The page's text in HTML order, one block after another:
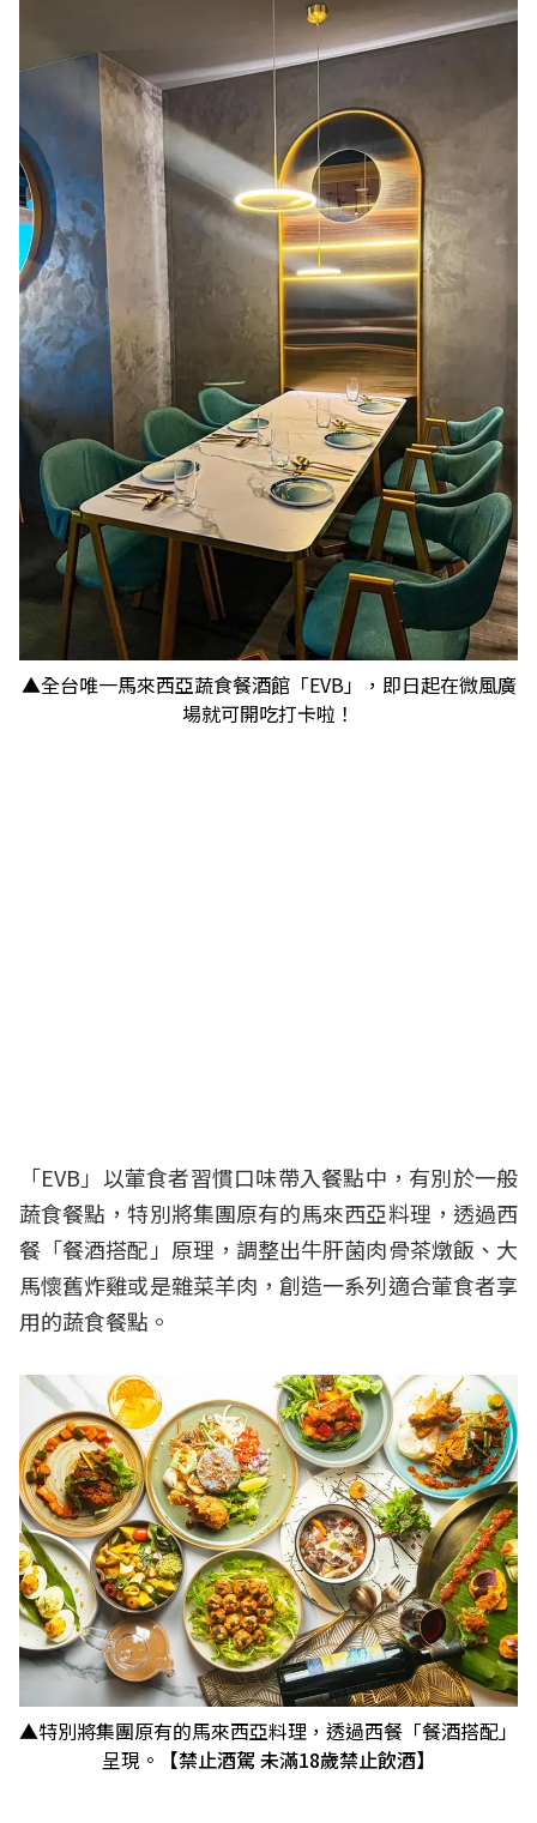
▲全台唯一馬來西亞蔬食餐酒館「EVB」，即日起在微風廣
場就可開吃打卡啦！
「EVB」以葷食者習慣口味帶入餐點中，有別於一般
蔬食餐點，特別將集團原有的馬來西亞料理，透過西
餐「餐酒搭配」原理，調整出牛肝菌肉骨茶燉飯、大
馬懷舊炸雞或是雜菜羊肉，創造一系列適合葷食者享
用的蔬食餐點。
▲特別將集團原有的馬來西亞料理，透過西餐「餐酒搭配」
呈現。
【禁止酒駕 未滿18歲禁止飲酒】